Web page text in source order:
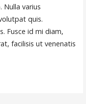
varius
quis.
Fusce id mi diam,
facilisis ut venenatis